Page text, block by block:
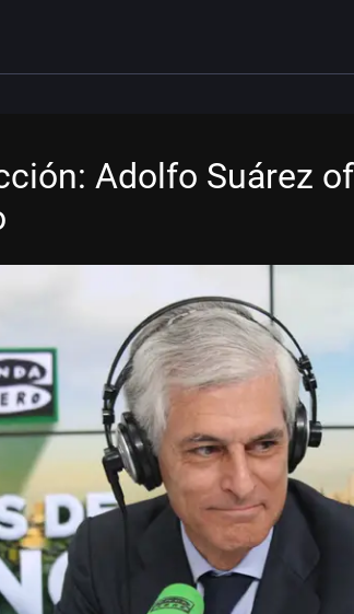
Adolfo Suárez